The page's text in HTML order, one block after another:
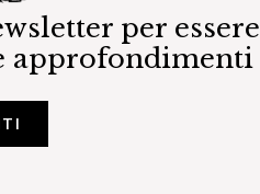
per essere
approfondimenti